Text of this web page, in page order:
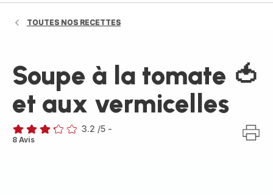
TOUTES NOS RECETTES
Soupe à la tomate 🍅
et aux vermicelles
ratings.3.2
3.2 /5 -
8 Avis